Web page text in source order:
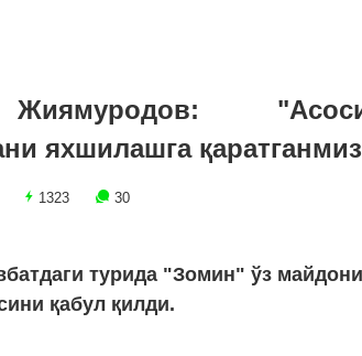
яхшилашга
1323 30
турида "Зомин" ўз
қабул қилди.